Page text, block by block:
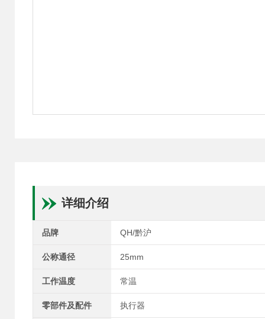
详细介绍
品牌 QH/黔沪
公称通径 25mm
工作温度 常温
零部件及配件 执行器